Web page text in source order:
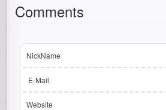
Comments
NickName
E-Mail
Website